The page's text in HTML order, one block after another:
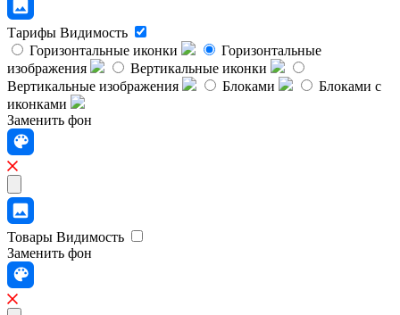
Тарифы Видимость
Горизонтальные иконки
Горизонтальные
изображения
Вертикальные иконки
Вертикальные изображения
Блоками
Блоками с
иконками
Заменить фон
Товары Видимость
Заменить фон